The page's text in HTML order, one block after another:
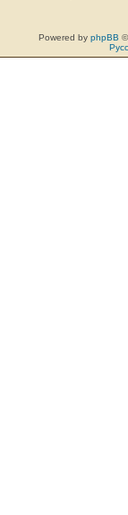
Powered by phpBB